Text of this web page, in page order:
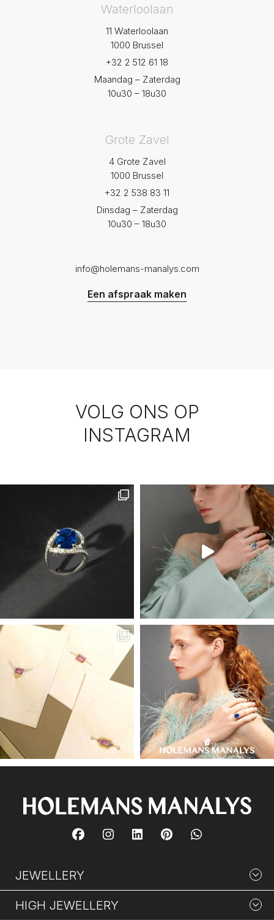
Waterloolaan
11 Waterloolaan
1000 Brussel
+32 2 512 61 18
Maandag – Zaterdag
10u30 – 18u30
Grote Zavel
4 Grote Zavel
1000 Brussel
+32 2 538 83 11
Dinsdag – Zaterdag
10u30 – 18u30
info@holemans-manalys.com
Een afspraak maken
VOLG ONS OP
INSTAGRAM
JEWELLERY
HIGH JEWELLERY